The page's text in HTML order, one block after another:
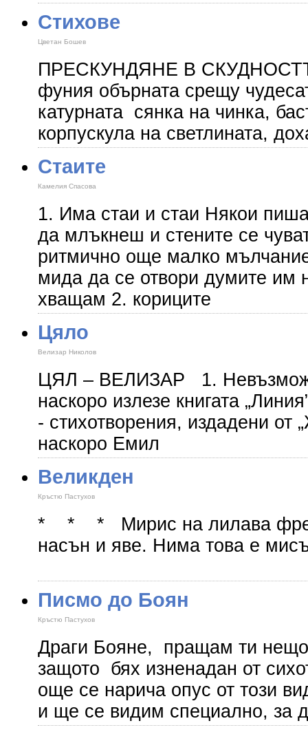
Стихове
Цветан Бошев
ПРЕСКУНДЯНЕ В
фуния обърната срещу
катурната сянка на чинка,
корпускула на светлината,
Стаите
Камелия Спасова
1. Има стаи и стаи Някои
да млъкнеш и стените се
ритмично още малко
мида да се отвори думите им
хващам 2. кориците
Цяло
Велизар Николов
ЦЯЛ – ВЕЛИЗАР 1.
наскоро излезе книгата
- стихотворения, издадени от
наскоро Емил
Великден
Кръстю Пастухов
* * * Мирис на лилава
насън и яве. Нима това е
Писмо до Боян
Кръстю Пастухов
Драги Бояне, пращам ти нещо
защото бях изненадан от
още се нарича опус от този
и ще се видим специално, за